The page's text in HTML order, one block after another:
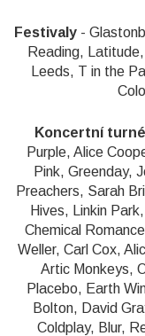
Festivaly-
Reading,
Leeds, T in the
Koncertní turné
Purple, Alice
Pink, Greenday,
Preachers, Sarah
Hives, Linkin
Chemical
Weller, Carl Cox,
Artic Monkeys,
Placebo, Earth
Bolton, David
Coldplay, Blur,